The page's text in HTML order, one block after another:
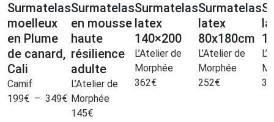
Surmatelas
moelleux
en Plume
de canard,
Cali
Camif
199€ – 349€
Surmatelas
en mousse
haute
résilience
adulte
L’Atelier de
Morphée
145€
Surmatelas
latex
140×200
L’Atelier de
Morphée
362€
Surmatelas
latex
80x180cm
L’Atelier de
Morphée
252€